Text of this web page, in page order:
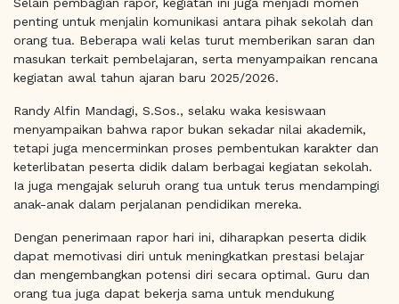
penting untuk menjalin komunikasi antara pihak sekolah dan
orang tua. Beberapa wali kelas turut memberikan saran dan
masukan terkait pembelajaran, serta menyampaikan rencana
kegiatan awal tahun ajaran baru 2025/2026.
Randy Alfin Mandagi, S.Sos., selaku waka kesiswaan
menyampaikan bahwa rapor bukan sekadar nilai akademik,
tetapi juga mencerminkan proses pembentukan karakter dan
keterlibatan peserta didik dalam berbagai kegiatan sekolah.
Ia juga mengajak seluruh orang tua untuk terus mendampingi
anak-anak dalam perjalanan pendidikan mereka.
Dengan penerimaan rapor hari ini, diharapkan peserta didik
dapat memotivasi diri untuk meningkatkan prestasi belajar
dan mengembangkan potensi diri secara optimal. Guru dan
orang tua juga dapat bekerja sama untuk mendukung